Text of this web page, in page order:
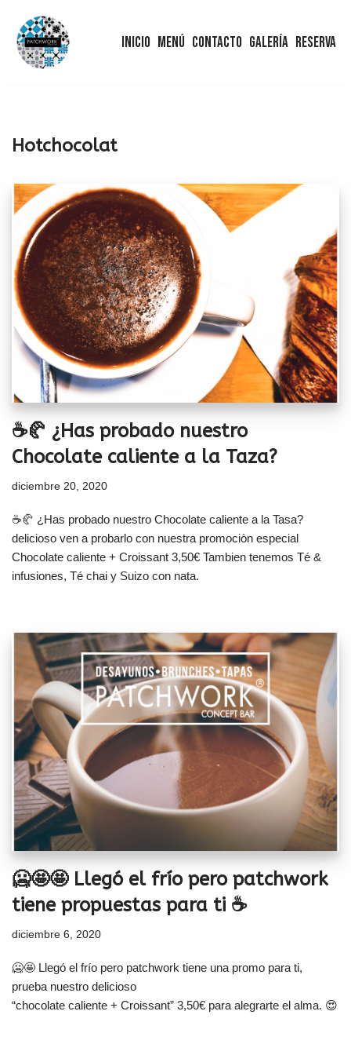
Saltar
Inicio Menú Contacto Galería Reserva
Hotchocolat
☕🥐 ¿Has probado nuestro
Chocolate caliente a la Taza?
diciembre 20, 2020
☕🥐 ¿Has probado nuestro Chocolate caliente a la Tasa?
delicioso ven a probarlo con nuestra promociòn especial
Chocolate caliente + Croissant 3,50€ Tambien tenemos Té &
infusiones, Té chai y Suizo con nata.
🥶🤩🤩 Llegó el frío pero patchwork
tiene propuestas para ti ☕
diciembre 6, 2020
🥶🤩 Llegó el frío pero patchwork tiene una promo para ti,
prueba nuestro delicioso
“chocolate caliente + Croissant” 3,50€ para alegrarte el alma. 😍